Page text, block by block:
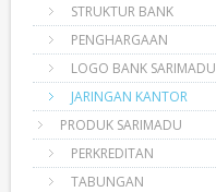
STRUKTUR BANK
PENGHARGAAN
LOGO BANK SARIMADU
JARINGAN KANTOR
PRODUK SARIMADU
PERKREDITAN
TABUNGAN